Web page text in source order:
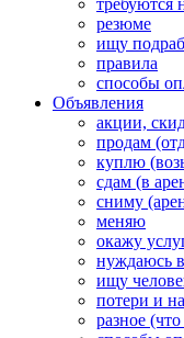
требуются
резюме
ищу
правила
способы
Объявления
акции,
продам
куплю
сдам (в
сниму
меняю
окажу
нуждаюсь
ищу
потери и
разное